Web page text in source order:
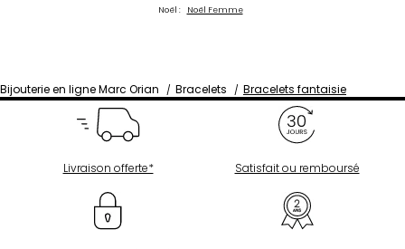
Noël : Noël Femme
Bijouterie en ligne Marc Orian Bracelets Bracelets fantaisie
Livraison offerte* Satisfait ou remboursé